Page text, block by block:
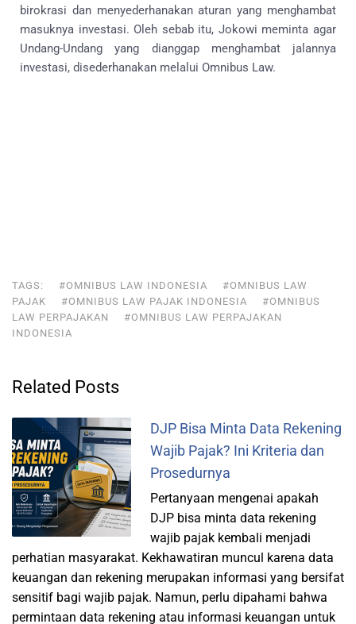
birokrasi dan menyederhanakan aturan yang menghambat
masuknya investasi. Oleh sebab itu, Jokowi meminta agar
Undang-Undang yang dianggap menghambat jalannya
investasi, disederhanakan melalui Omnibus Law.
TAGS: #OMNIBUS LAW INDONESIA
#OMNIBUS LAW
PAJAK
#OMNIBUS LAW PAJAK INDONESIA
#OMNIBUS
LAW PERPAJAKAN
#OMNIBUS LAW PERPAJAKAN
INDONESIA
Related Posts
DJP Bisa Minta Data Rekening
Wajib Pajak? Ini Kriteria dan
Prosedurnya
Pertanyaan mengenai apakah
DJP bisa minta data rekening
wajib pajak kembali menjadi
perhatian masyarakat. Kekhawatiran muncul karena data
keuangan dan rekening merupakan informasi yang bersifat
sensitif bagi wajib pajak. Namun, perlu dipahami bahwa
permintaan data rekening atau informasi keuangan untuk